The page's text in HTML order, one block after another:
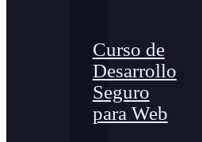
Curso de
Desarrollo
Seguro
para Web